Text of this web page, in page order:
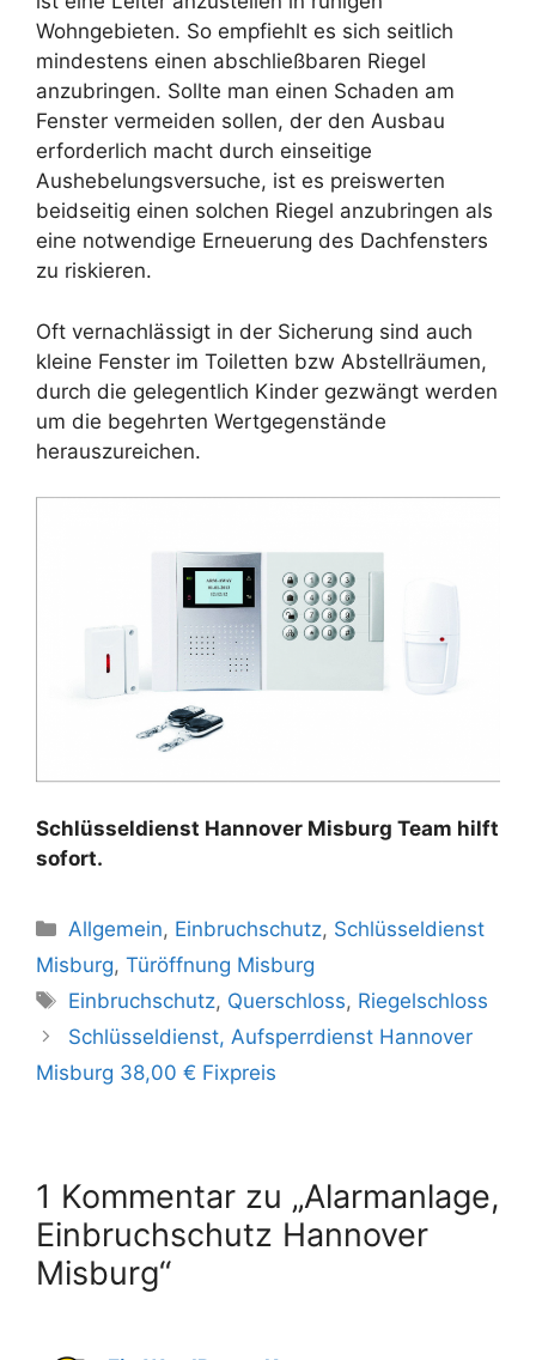
Wohngebieten. So empfiehlt es sich seitlich
mindestens einen abschließbaren Riegel
anzubringen. Sollte man einen Schaden am
Fenster vermeiden sollen, der den Ausbau
erforderlich macht durch einseitige
Aushebelungsversuche, ist es preiswerten
beidseitig einen solchen Riegel anzubringen als
eine notwendige Erneuerung des Dachfensters
zu riskieren.
Oft vernachlässigt in der Sicherung sind auch
kleine Fenster im Toiletten bzw Abstellräumen,
durch die gelegentlich Kinder gezwängt werden
um die begehrten Wertgegenstände
herauszureichen.
Schlüsseldienst Hannover Misburg Team hilft
sofort.
K
a
e
g
o
n
Allgemein, Einbruchschutz, Schlüsseldienst
Misburg, Türöffnung Misburg
S
c
l
ö
r
t
Einbruchschutz, Querschloss, Riegelschloss
Schlüsseldienst, Aufsperrdienst Hannover
Misburg 38,00 € Fixpreis
1 Kommentar zu „Alarmanlage,
Einbruchschutz Hannover
Misburg“